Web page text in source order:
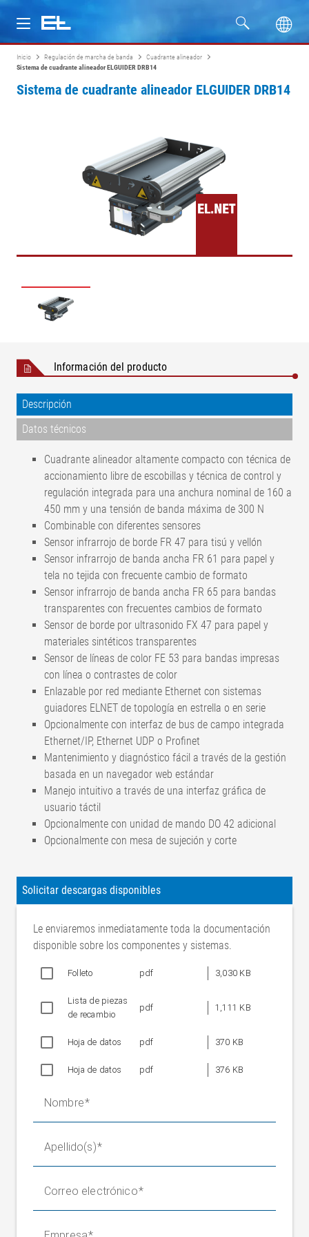
Productos
Inicio Regulación de marcha de banda
Cuadrante alineador
Sistema de cuadrante alineador ELGUIDER DRB14
Sistema de cuadrante alineador ELGUIDER DRB14
Información del producto
Descripción
Datos técnicos
Cuadrante alineador altamente compacto con técnica de
accionamiento libre de escobillas y técnica de control y
regulación integrada para una anchura nominal de 160 a
450 mm y una tensión de banda máxima de 300 N
Combinable con diferentes sensores
Sensor infrarrojo de borde FR 47 para tisú y vellón
Sensor infrarrojo de banda ancha FR 61 para papel y
tela no tejida con frecuente cambio de formato
Sensor infrarrojo de banda ancha FR 65 para bandas
transparentes con frecuentes cambios de formato
Sensor de borde por ultrasonido FX 47 para papel y
materiales sintéticos transparentes
Sensor de líneas de color FE 53 para bandas impresas
con línea o contrastes de color
Enlazable por red mediante Ethernet con sistemas
guiadores ELNET de topología en estrella o en serie
Opcionalmente con interfaz de bus de campo integrada
Ethernet/IP, Ethernet UDP o Profinet
Mantenimiento y diagnóstico fácil a través de la gestión
basada en un navegador web estándar
Manejo intuitivo a través de una interfaz gráfica de
usuario táctil
Opcionalmente con unidad de mando DO 42 adicional
Opcionalmente con mesa de sujeción y corte
Precisión de regulación FR
47/FX 47/FE 53
material)
Precisión de regulación FR 61
(dependiendo del
material)
Frecuencia de error
Máx. 8 Hz
180 mm/200 mm
250 mm/300 mm
Tensión de banda
Máx. 300 N
Humedad relativa del aire
Valor nominal de tensión de
Rango nominal
Rango nominal con fuente de
Solicitar descargas disponibles
Le enviaremos inmediatamente toda la documentación
disponible sobre los componentes y sistemas.
Folleto pdf 3,030 KB
Lista de piezas
de recambio
pdf 1,111 KB
Hoja de datos pdf 370 KB
Hoja de datos pdf 376 KB
Nombre
Apellido(s)
Correo electrónico